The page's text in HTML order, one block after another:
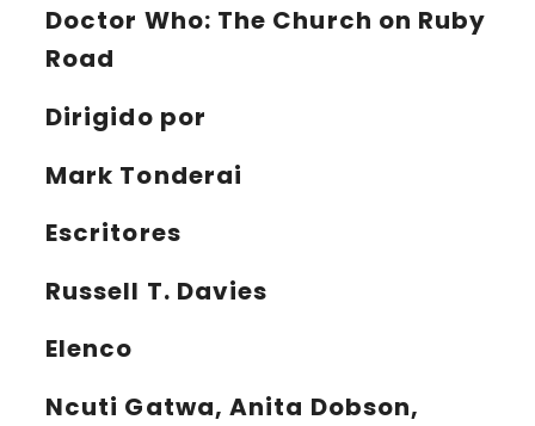
Doctor Who: The Church on Ruby
Road
Dirigido por
Mark Tonderai
Escritores
Russell T. Davies
Elenco
Ncuti Gatwa, Anita Dobson,